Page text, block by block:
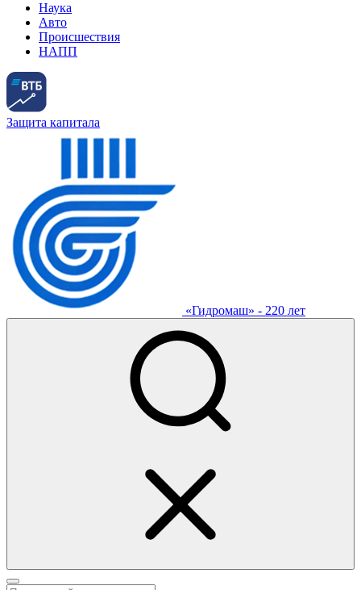
Наука
Авто
Происшествия
НАПП
Защита капитала
«Гидромаш» - 220 лет